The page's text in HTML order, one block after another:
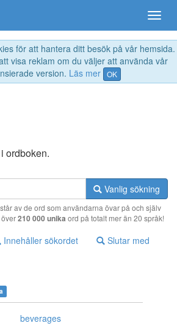
för att hantera ditt besök på vår hemsida.
visa reklam om du väljer att använda vår
version. Läs mer OK
i ordboken.
Vanlig sökning
av de ord som användarna övar på och själv
210 000 unika ord på totalt mer än 20 språk!
Innehåller sökordet Slutar med
beverages